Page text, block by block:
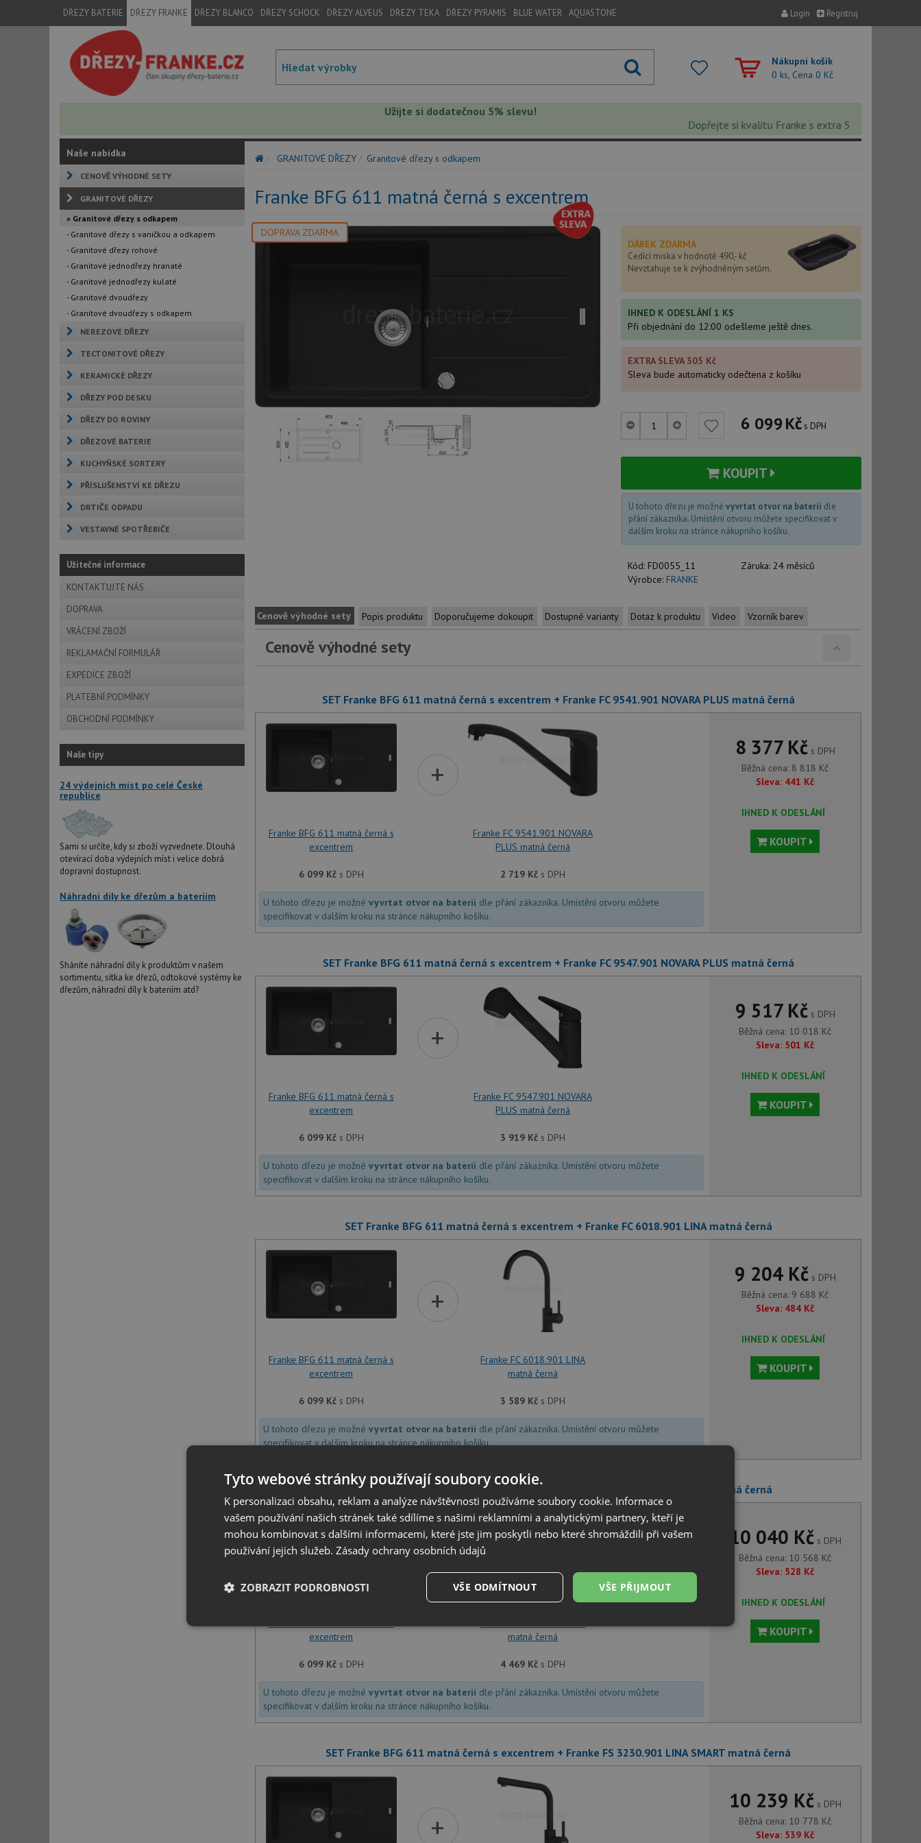
DŘEZY BATERIE DŘEZY FRANKE DŘEZY BLANCO DŘEZY SCHOCK DŘEZY ALVEUS DŘEZY TEKA DŘEZY PYRAMIS BLUE WATER AQUASTONE Login Registruj
Nákupní košík
0 ks, Cena 0 Kč
Užijte si dodatečnou 5% slevu!
Dopřejte si kvalitu Franke s extra 5% slevou – sleva
Naše nabídka
CENOVĚ VÝHODNÉ SETY
GRANITOVÉ DŘEZY
» Granitové dřezy s odkapem
- Granitové dřezy s vaničkou a odkapem
- Granitové dřezy rohové
- Granitové jednodřezy hranaté
- Granitové jednodřezy kulaté
- Granitové dvoudřezy
- Granitové dvoudřezy s odkapem
NEREZOVÉ DŘEZY
TECTONITOVÉ DŘEZY
KERAMICKÉ DŘEZY
DŘEZY POD DESKU
DŘEZY DO ROVINY
DŘEZOVÉ BATERIE
KUCHYŇSKÉ SORTERY
PŘÍSLUŠENSTVÍ KE DŘEZU
DRTIČE ODPADU
VESTAVNÉ SPOTŘEBIČE
Užitečné informace
KONTAKTUJTE NÁS
DOPRAVA
VRÁCENÍ ZBOŽÍ
REKLAMAČNÍ FORMULÁŘ
EXPEDICE ZBOŽÍ
PLATEBNÍ PODMÍNKY
OBCHODNÍ PODMÍNKY
Naše tipy
24 výdejních míst po celé České
republice
Sami si určíte, kdy si zboží vyzvednete. Dlouhá
otevírací doba výdejních míst i velice dobrá
dopravní dostupnost.
Náhradní díly ke dřezům a bateriím
Sháníte náhradní díly k produktům v našem
sortimentu, sítka ke dřezů, odtokové systémy ke
dřezům, náhradní díly k bateriím atd?
GRANITOVÉ DŘEZY Granitové dřezy s odkapem
Franke BFG 611 matná černá s excentrem
DOPRAVA ZDARMA
DÁREK ZDARMA
Cedící miska v hodnotě 490,- kč
Nevztahuje se k zvýhodněným setům.
IHNED K ODESLÁNÍ 1 KS
Při objednání do 12:00 odešleme ještě dnes.
EXTRA SLEVA 305 Kč
Sleva bude automaticky odečtena z košíku
6 099Kč s DPH
KOUPIT
U tohoto dřezu je možné vyvrtat otvor na baterii dle
přání zákazníka. Umístění otvoru můžete specifikovat v
dalším kroku na stránce nákupního košíku.
Kód: FD0055_11 Záruka:24 měsíců
Výrobce: FRANKE
Cenově výhodné sety Popis produktu Doporučujeme dokoupit Dostupné varianty Dotaz k produktu Video Vzorník barev
Cenově výhodné sety
SET Franke BFG 611 matná černá s excentrem + Franke FC 9541.901 NOVARA PLUS matná černá
Franke BFG 611 matná černá s
excentrem
6 099 Kčs DPH
+
Franke FC 9541.901 NOVARA
PLUS matná černá
2 719 Kč s DPH
8 377 Kčs DPH
Běžná cena: 8 818 Kč
Sleva: 441 Kč
IHNED K ODESLÁNÍ
KOUPIT
U tohoto dřezu je možné vyvrtat otvor na baterii dle přání zákazníka. Umístění otvoru můžete
specifikovat v dalším kroku na stránce nákupního košíku.
SET Franke BFG 611 matná černá s excentrem + Franke FC 9547.901 NOVARA PLUS matná černá
Franke BFG 611 matná černá s
excentrem
6 099 Kčs DPH
+
Franke FC 9547.901 NOVARA
PLUS matná černá
3 919 Kč s DPH
9 517 Kčs DPH
Běžná cena: 10 018 Kč
Sleva: 501 Kč
IHNED K ODESLÁNÍ
KOUPIT
U tohoto dřezu je možné vyvrtat otvor na baterii dle přání zákazníka. Umístění otvoru můžete
specifikovat v dalším kroku na stránce nákupního košíku.
SET Franke BFG 611 matná černá s excentrem + Franke FC 6018.901 LINA matná černá
Franke BFG 611 matná černá s
excentrem
6 099 Kčs DPH
+
Franke FC 6018.901 LINA
matná černá
3 589 Kč s DPH
9 204 Kčs DPH
Běžná cena: 9 688 Kč
Sleva: 484 Kč
IHNED K ODESLÁNÍ
KOUPIT
U tohoto dřezu je možné vyvrtat otvor na baterii dle přání zákazníka. Umístění otvoru můžete
specifikovat v dalším kroku na stránce nákupního košíku.
SET Franke BFG 611 matná černá s excentrem + Franke FC 6051.901 LINA matná černá
excentrem
6 099 Kčs DPH
+
matná černá
4 469 Kč s DPH
10 040 Kčs DPH
Běžná cena: 10 568 Kč
Sleva: 528 Kč
IHNED K ODESLÁNÍ
KOUPIT
U tohoto dřezu je možné vyvrtat otvor na baterii dle přání zákazníka. Umístění otvoru můžete
specifikovat v dalším kroku na stránce nákupního košíku.
SET Franke BFG 611 matná černá s excentrem + Franke FS 3230.901 LINA SMART matná černá
+
10 239 Kčs DPH
Běžná cena: 10 778 Kč
Sleva: 539 Kč
Tyto webové stránky používají soubory cookie.
K personalizaci obsahu, reklam a analýze návštěvnosti používáme soubory cookie. Informace o
vašem používání našich stránek také sdílíme s našimi reklamními a analytickými partnery, kteří je
mohou kombinovat s dalšími informacemi, které jste jim poskytli nebo které shromáždili při vašem
používání jejich služeb. Zásady ochrany osobních údajů
VŠE PŘIJMOUT
VŠE ODMÍTNOUT
ZOBRAZIT PODROBNOSTI
Nezbytně nutné
Výkonové
soubory
Soubory cílení Funkční soubory
Nezařazené
.drezy-franke.cz
4 týdny 2
dny
Tento cookie se používá k jedinečné identifikaci zařízení, která
mají přístup k webové stránce, aby sledovala používání a zlepšila